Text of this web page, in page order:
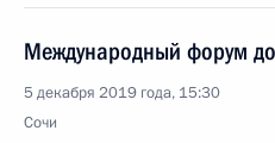
Международный форум
5 декабря 2019 года, 15:30
Сочи